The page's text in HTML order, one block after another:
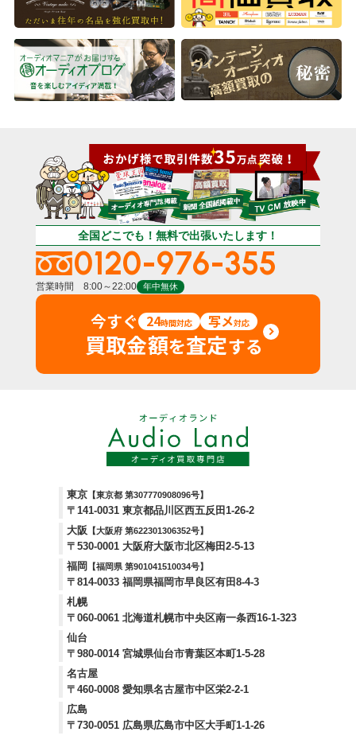
全国どこでも！無料で出張いたします！
0120-976-355
営業時間 8:00～22:00 年中無休
今すぐ 24時間対応 写メ対応
買取金額を査定する
東京 【東京都 第307770908096号】
〒141-0031 東京都品川区西五反田1-26-2
大阪
【大阪府 第622301306352号】
〒530-0001 大阪府大阪市北区梅田2-5-13
福岡
【福岡県 第901041510034号】
〒814-0033 福岡県福岡市早良区有田8-4-3
札幌
〒060-0061 北海道札幌市中央区南一条西16-1-323
仙台
〒980-0014 宮城県仙台市青葉区本町1-5-28
名古屋
〒460-0008 愛知県名古屋市中区栄2-2-1
広島
〒730-0051 広島県広島市中区大手町1-1-26